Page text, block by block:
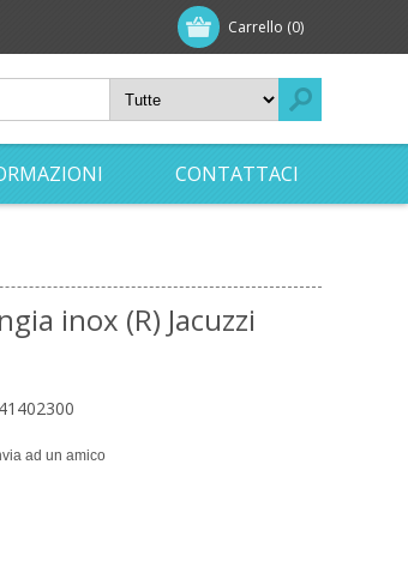
Carrello (0)
CONTATTACI
inox (R) Jacuzzi